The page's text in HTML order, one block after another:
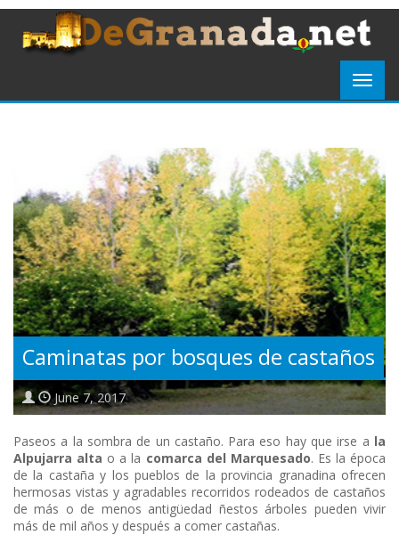
Caminatas por bosques de castaños
June 7, 2017
Paseos a la sombra de un castaño. Para eso hay que irse a la
Alpujarra alta o a la comarca del Marquesado. Es la época
de la castaña y los pueblos de la provincia granadina ofrecen
hermosas vistas y agradables recorridos rodeados de castaños
de más o de menos antigüedad ñestos árboles pueden vivir
más de mil años y después a comer castañas.